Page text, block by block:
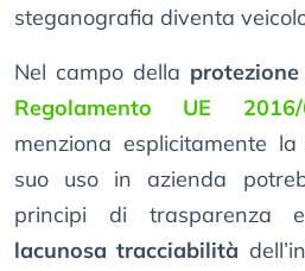
steganografia diventa
Nel campo della
Regolamento UE
menziona esplicitamente
suo uso in azienda
principi di
lacunosa tracciabilità